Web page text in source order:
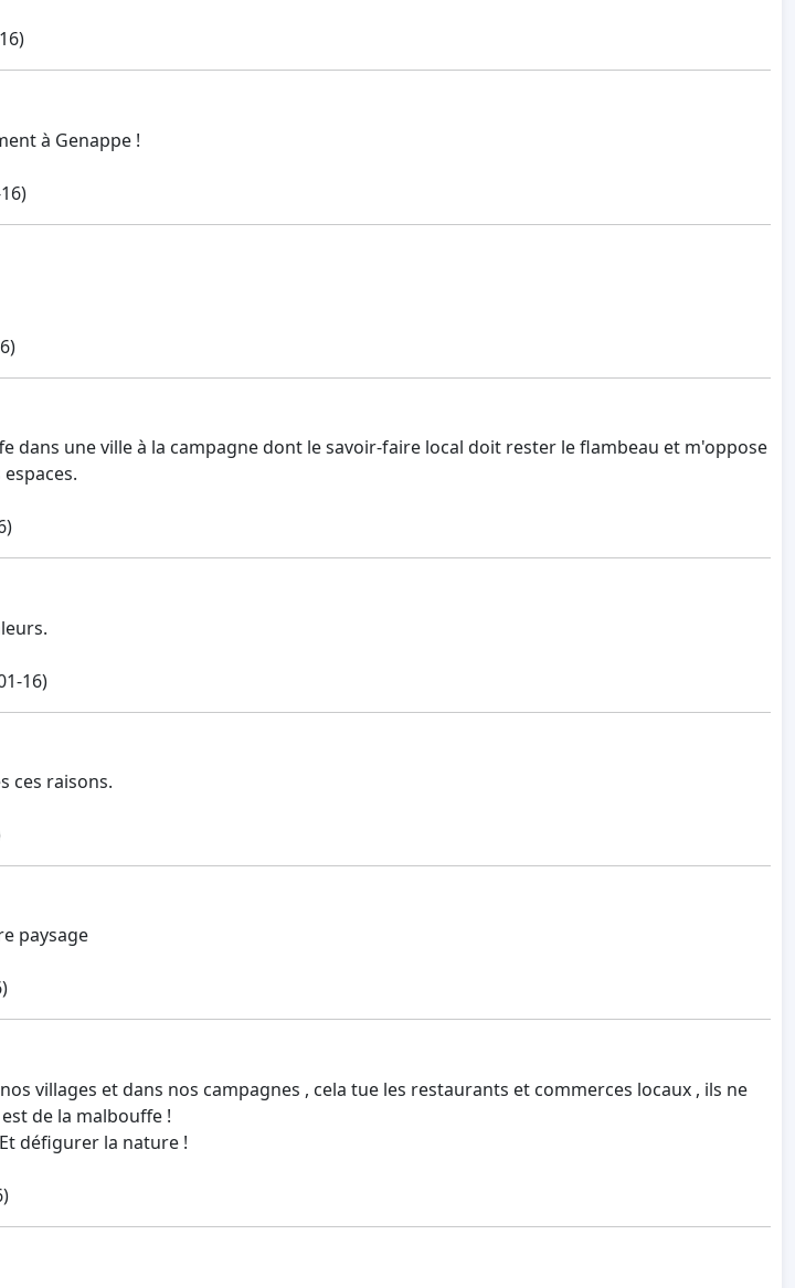
à Genappe !
dans une ville à la campagne dont le savoir-faire local doit rester le flambeau et m'oppose
16)
ces raisons.
paysage
villages et dans nos campagnes , cela tue les restaurants et commerces locaux , ils ne
de la malbouffe !
défigurer la nature !